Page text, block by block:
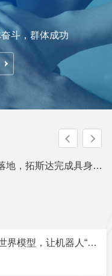
斗，群体成功
地，拓斯达完成具身智
图
WAIC | 联合首发工业物理世界模型，让机器人“懂世界、会干活、稳落地”